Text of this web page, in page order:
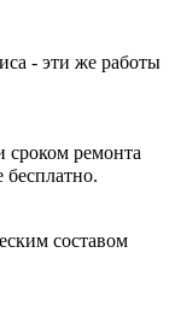
- эти же работы
ремонта
составом